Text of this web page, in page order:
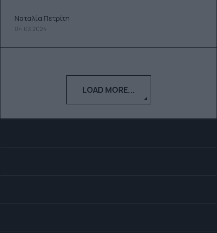
Ναταλία Πετρίτη
04.03.2024
LOAD MORE...